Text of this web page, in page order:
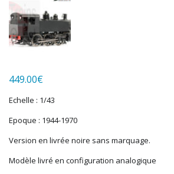
MARLKIN
MKD
NOREV
PG mini
PIKO
PRINCE AUGUST
R37
449.00€
Echelle : 1/43
Epoque : 1944-1970
Version en livrée noire sans marquage.
Modèle livré en configuration analogique